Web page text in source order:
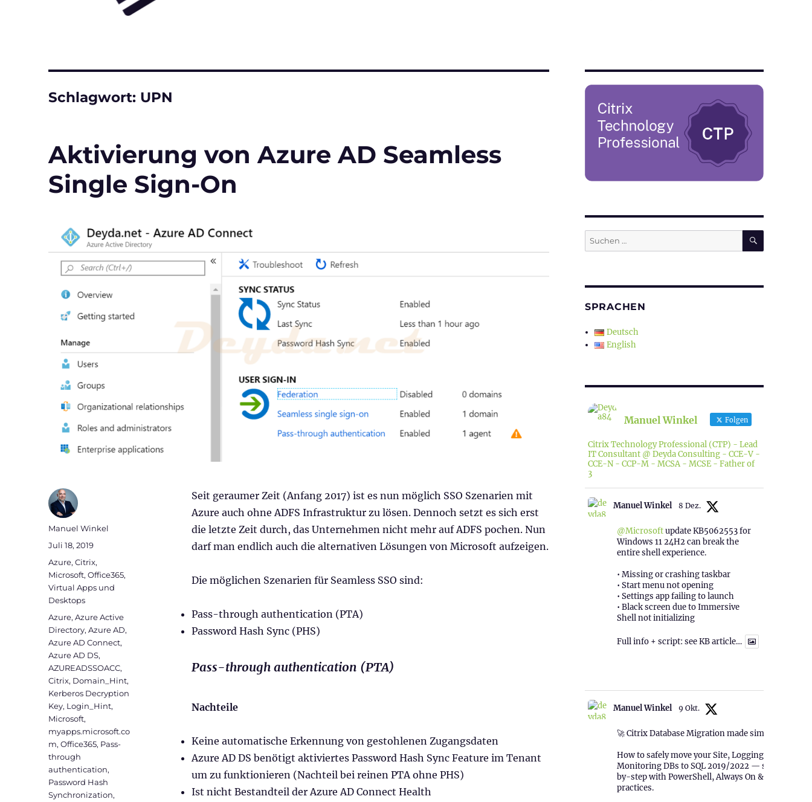
Schlagwort: UPN
Aktivierung von Azure AD Seamless
Single Sign-On
Seit geraumer Zeit (Anfang 2017) ist es nun möglich SSO Szenarien mit
Azure auch ohne ADFS Infrastruktur zu lösen. Dennoch setzt es sich erst
die letzte Zeit durch, das Unternehmen nicht mehr auf ADFS pochen. Nun
darf man endlich auch die alternativen Lösungen von Microsoft aufzeigen.
Die möglichen Szenarien für Seamless SSO sind:
Pass-through authentication (PTA)
Password Hash Sync (PHS)
Pass-through authentication (PTA)
Nachteile
Keine automatische Erkennung von gestohlenen Zugangsdaten
Azure AD DS benötigt aktiviertes Password Hash Sync Feature im Tenant
um zu funktionieren (Nachteil bei reinen PTA ohne PHS)
Ist nicht Bestandteil der Azure AD Connect Health
Autor
Manuel Winkel
Veröffentlicht
am
Juli 18, 2019
Kategorien
Azure,Citrix,
Microsoft,Office365,
Virtual Apps und
Desktops
Schlagwörter
Azure,Azure Active
Directory,Azure AD,
Azure AD Connect,
Azure AD DS,
AZUREADSSOACC,
Citrix, Domain_Hint,
Kerberos Decryption
Key, Login_Hint,
Microsoft,
myapps.microsoft.co
m,Office365, Pass-
through
authentication,
Password Hash
Synchronization,
Suchen
nach:
SUCHEN
SPRACHEN
Deutsch
English
Manuel Winkel Folgen
Citrix Technology Professional (CTP) - Lead
IT Consultant @ Deyda Consulting - CCE-V -
CCE-N - CCP-M - MCSA - MCSE - Father of
3
Manuel Winkel 8 Dez.
@Microsoftupdate KB5062553 for
Windows 11 24H2 can break the
entire shell experience.
• Missing or crashing taskbar
• Start menu not opening
• Settings app failing to launch
• Black screen due to Immersive
Shell not initializing
Full info + script: see KB article…
Manuel Winkel 9 Okt.
🚀 Citrix Database Migration made simple!
How to safely move your Site, Logging &
Monitoring DBs to SQL 2019/2022 — step-
by-step with PowerShell, Always On & best
practices.